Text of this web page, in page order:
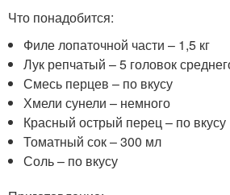
Что понадобится:
Филе лопаточной части – 1,5 кг
Лук репчатый – 5 головок
Смесь перцев – по вкусу
Хмели сунели – немного
Красный острый перец – по вкусу
Томатный сок – 300 мл
Соль – по вкусу